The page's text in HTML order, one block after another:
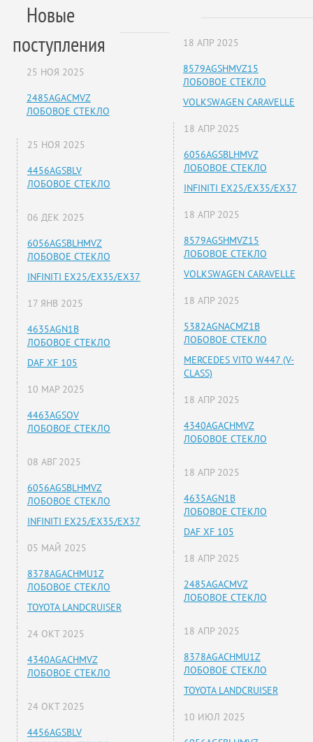
Новые
поступления
25 НОЯ 2025
2485AGACMVZ
ЛОБОВОЕ СТЕКЛО
25 НОЯ 2025
4456AGSBLV
ЛОБОВОЕ СТЕКЛО
06 ДЕК 2025
6056AGSBLHMVZ
ЛОБОВОЕ СТЕКЛО
INFINITI EX25/EX35/EX37
17 ЯНВ 2025
4635AGN1B
ЛОБОВОЕ СТЕКЛО
DAF XF 105
10 МАР 2025
4463AGSOV
ЛОБОВОЕ СТЕКЛО
08 АВГ 2025
6056AGSBLHMVZ
ЛОБОВОЕ СТЕКЛО
INFINITI EX25/EX35/EX37
05 МАЙ 2025
8378AGACHMU1Z
ЛОБОВОЕ СТЕКЛО
TOYOTA LANDCRUISER
24 ОКТ 2025
4340AGACHMVZ
ЛОБОВОЕ СТЕКЛО
24 ОКТ 2025
4456AGSBLV
18 АПР 2025
8579AGSHMVZ15
ЛОБОВОЕ СТЕКЛО
VOLKSWAGEN CARAVELLE
18 АПР 2025
6056AGSBLHMVZ
ЛОБОВОЕ СТЕКЛО
INFINITI EX25/EX35/EX37
18 АПР 2025
8579AGSHMVZ15
ЛОБОВОЕ СТЕКЛО
VOLKSWAGEN CARAVELLE
18 АПР 2025
5382AGNACMZ1B
ЛОБОВОЕ СТЕКЛО
MERCEDES VITO W447 (V-
CLASS)
18 АПР 2025
4340AGACHMVZ
ЛОБОВОЕ СТЕКЛО
18 АПР 2025
4635AGN1B
ЛОБОВОЕ СТЕКЛО
DAF XF 105
18 АПР 2025
2485AGACMVZ
ЛОБОВОЕ СТЕКЛО
18 АПР 2025
8378AGACHMU1Z
ЛОБОВОЕ СТЕКЛО
TOYOTA LANDCRUISER
10 ИЮЛ 2025